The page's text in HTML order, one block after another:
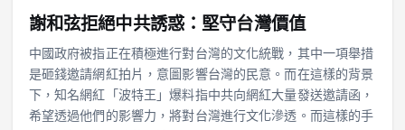
謝和弦拒絕中共誘惑：堅守台灣價值
中國政府被指正在積極進行對台灣的文化統戰，其中一項舉措
是砸錢邀請網紅拍片，意圖影響台灣的民意。而在這樣的背景
下，知名網紅「波特王」爆料指中共向網紅大量發送邀請函，
希望透過他們的影響力，將對台灣進行文化滲透。而這樣的手